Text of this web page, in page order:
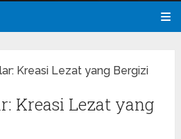
Kreasi Lezat yang Bergizi
Kreasi Lezat yang